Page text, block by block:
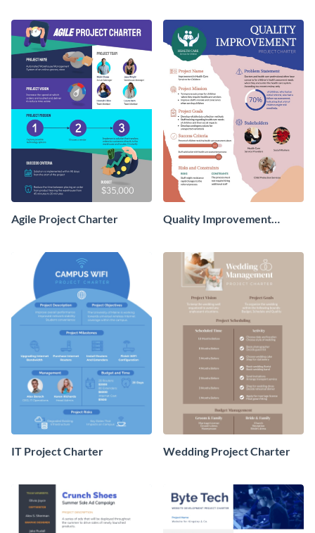
Agile Project Charter
Quality Improvement
IT Project Charter Wedding Project Charter